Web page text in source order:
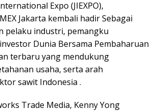
Expo (JIEXPO),
Jakarta kembali hadir Sebagai
pelaku industri, pemangku
Dunia Bersama Pembaharuan
terbaru yang mendukung
usaha, serta arah
sawit Indonesia .
Trade Media, Kenny Yong